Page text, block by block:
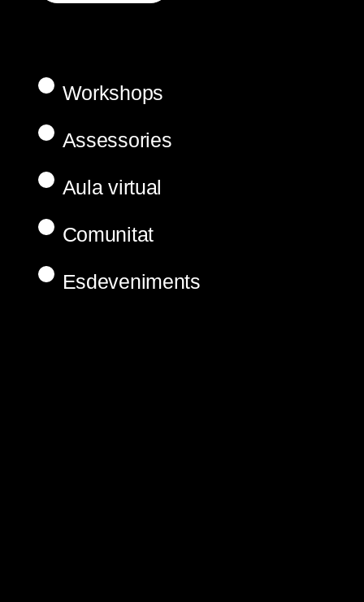
Workshops
Assessories
Aula virtual
Comunitat
Esdeveniments